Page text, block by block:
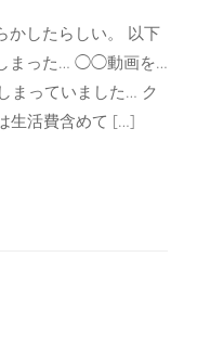
かしたらしい。 以下
まった… ◯◯動画を…
まっていました… ク
生活費含めて […]